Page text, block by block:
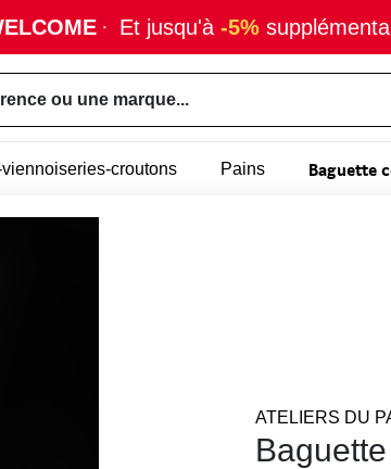
· Et jusqu'à -5%
ou une marque...
croutons Pains Baguette
ATELIERS DU